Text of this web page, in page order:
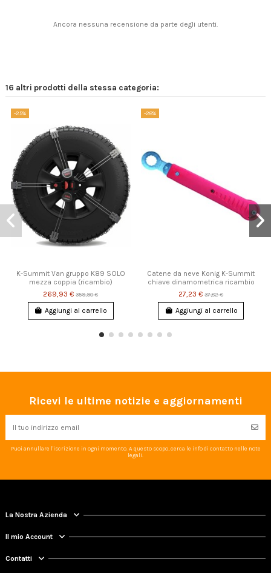
Ancora nessuna recensione da parte degli utenti.
16 altri prodotti della stessa categoria:
-25%
K-Summit Van gruppo K89 SOLO
mezza coppia (ricambio)
269,93 €359,90 €
Aggiungi al carrello
-28%
Catene da neve Konig K-Summit
chiave dinamometrica ricambio
27,23 €37,82 €
Aggiungi al carrello
Ricevi le ultime notizie e aggiornamenti
Puoi annullare l'iscrizione in ogni momento. A questo scopo, cerca le info di contatto nelle note
legali.
La Nostra Azienda
Il mio Account
Contatti